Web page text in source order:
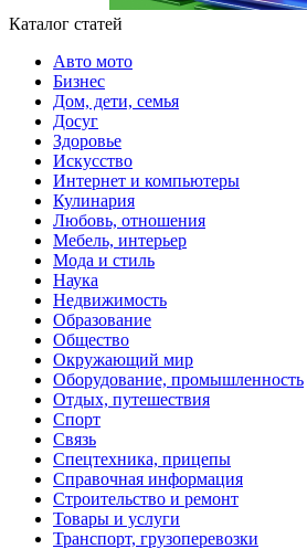
Каталог статей
Авто мото
Бизнес
Дом, дети, семья
Досуг
Здоровье
Искусство
Интернет и компьютеры
Кулинария
Любовь, отношения
Мебель, интерьер
Мода и стиль
Наука
Недвижимость
Образование
Общество
Окружающий мир
Оборудование, промышленность
Отдых, путешествия
Спорт
Связь
Спецтехника, прицепы
Справочная информация
Строительство и ремонт
Товары и услуги
Транспорт, грузоперевозки